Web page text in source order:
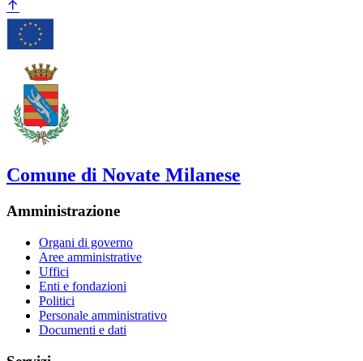
Comune di Novate Milanese
Amministrazione
Organi di governo
Aree amministrative
Uffici
Enti e fondazioni
Politici
Personale amministrativo
Documenti e dati